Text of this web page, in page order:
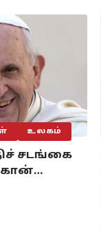
உலகம்
சடங்கை